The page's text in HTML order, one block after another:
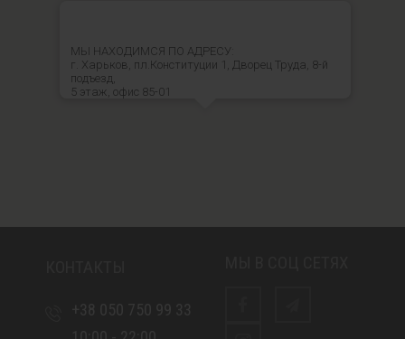
МЫ НАХОДИМСЯ ПО АДРЕСУ:
г. Харьков, пл.Конституции 1, Дворец Труда, 8-й
подъезд,
5 этаж, офис 85-01